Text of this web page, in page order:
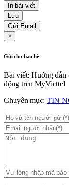
In bài viết
Lưu
Gửi Email
×
Gởi cho bạn bè
Bài viết: Hướng dẫn
động trên MyViettel
Chuyên mục: TIN